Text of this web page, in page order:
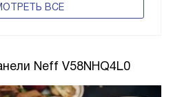
ВСЕ
Neff V58NHQ4L0